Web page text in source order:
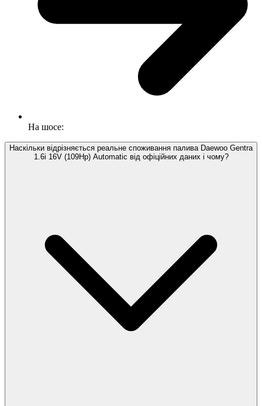
На шосе:
Наскільки відрізняється реальне споживання палива Daewoo Gentra
1.6i 16V (109Hp) Automatic від офіційних даних і чому?